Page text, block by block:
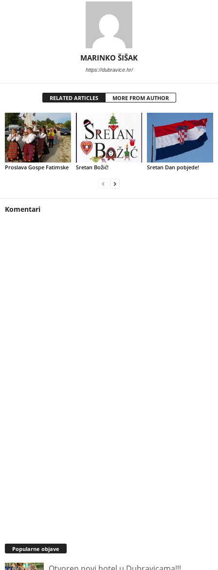
MARINKO ŠIŠAK
https://dubravice.hr/
RELATED ARTICLES MORE FROM AUTHOR
Proslava Gospe Fatimske Sretan Božić! Sretan Dan pobjede!
Komentari
Popularne objave